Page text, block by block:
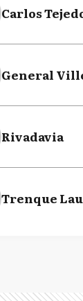
Carlos
General
Rivadavia
Trenque